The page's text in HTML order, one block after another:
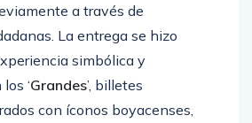
a través de
La entrega se hizo
simbólica y
‘Grandes’, billetes
con íconos boyacenses,